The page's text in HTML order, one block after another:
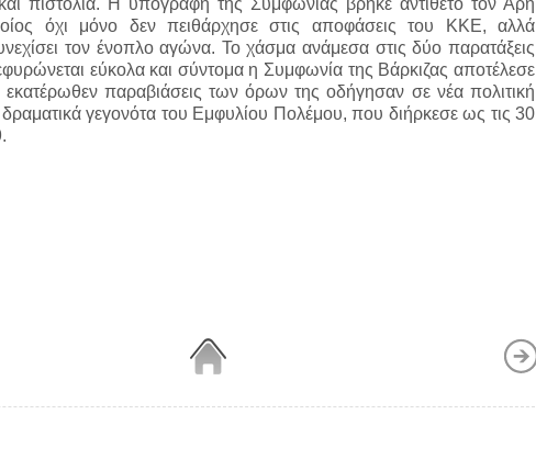
πιστόλια. H υπογραφή της Συμφωνίας βρήκε αντίθετο τον Άρη
όχι μόνο δεν πειθάρχησε στις αποφάσεις του ΚΚΕ, αλλά
τον ένοπλο αγώνα. Το χάσμα ανάμεσα στις δύο παρατάξεις
εύκολα και σύντομα η Συμφωνία της Βάρκιζας αποτέλεσε
παραβιάσεις των όρων της οδήγησαν σε νέα πολιτική
γεγονότα του Εμφυλίου Πολέμου, που διήρκεσε ως τις 30